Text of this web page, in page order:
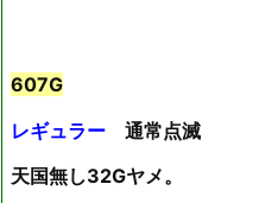
607G
レギュラー 通常点滅
天国無し32Gヤメ。